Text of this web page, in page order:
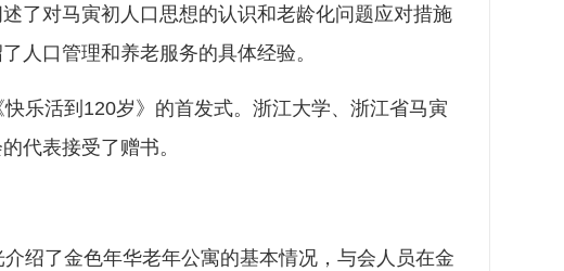
了对马寅初人口思想的认识和老龄化问题应对措施
人口管理和养老服务的具体经验。
乐活到120岁》的首发式。浙江大学、浙江省马寅
代表接受了赠书。
绍了金色年华老年公寓的基本情况，与会人员在金